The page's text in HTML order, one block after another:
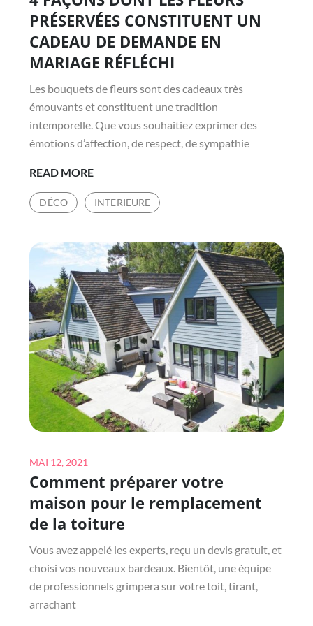
PRÉSERVÉES CONSTITUENT UN
CADEAU DE DEMANDE EN
MARIAGE RÉFLÉCHI
Les bouquets de fleurs sont des cadeaux très
émouvants et constituent une tradition
intemporelle. Que vous souhaitiez exprimer des
émotions d’affection, de respect, de sympathie
READ MORE4
FAÇONS
DONT
FLEURS
PRÉSERVÉES
CONSTITUENT
UN
CADEAU
DE
DEMANDE
EN
MARIAGE
RÉFLÉCHI
DÉCO INTERIEURE
Posted
on
MAI 12, 2021
Comment préparer votre
maison pour le remplacement
de la toiture
Vous avez appelé les experts, reçu un devis gratuit, et
choisi vos nouveaux bardeaux. Bientôt, une équipe
de professionnels grimpera sur votre toit, tirant,
arrachant